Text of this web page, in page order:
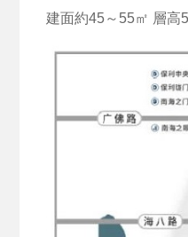
建面約45～55㎡ 層高